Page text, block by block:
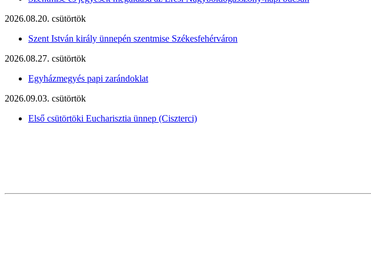
2026.08.20. csütörtök
Szent István király ünnepén szentmise Székesfehérváron
2026.08.27. csütörtök
Egyházmegyés papi zarándoklat
2026.09.03. csütörtök
Első csütörtöki Eucharisztia ünnep (Ciszterci)